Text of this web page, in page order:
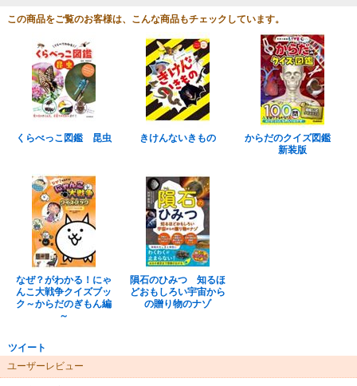
この商品をご覧のお客様は、こんな商品もチェックしています。
くらべっこ図鑑 昆虫 きけんないきもの
からだのクイズ図鑑
新装版
なぜ？がわかる！にゃ
んこ大戦争クイズブッ
ク～からだのぎもん編
～
隕石のひみつ 知るほ
どおもしろい宇宙から
の贈り物のナゾ
ツイート
ユーザーレビュー